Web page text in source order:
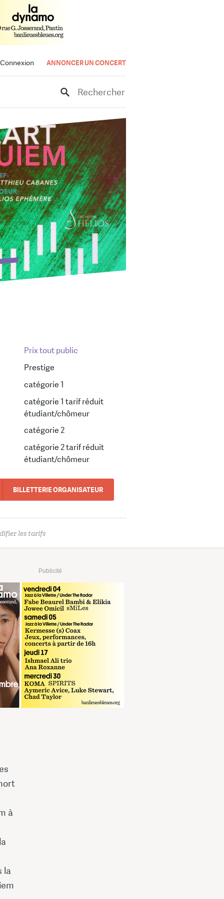
Connexion ANNONCER UN CONCERT
Rechercher
Prix tout public
Prestige
catégorie 1
catégorie 1 tarif réduit
étudiant/chômeur
catégorie 2
catégorie 2 tarif réduit
étudiant/chômeur
BILLETTERIE ORGANISATEUR
les tarifs
Publicité
à
la